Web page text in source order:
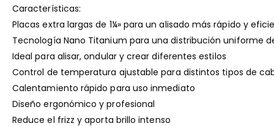
Características:
Placas extra largas de 1¼» para un alisado más rápido y
Tecnología Nano Titanium para una distribución uniforme
Ideal para alisar, ondular y crear diferentes estilos
Control de temperatura ajustable para distintos tipos de
Calentamiento rápido para uso inmediato
Diseño ergonómico y profesional
Reduce el frizz y aporta brillo intenso